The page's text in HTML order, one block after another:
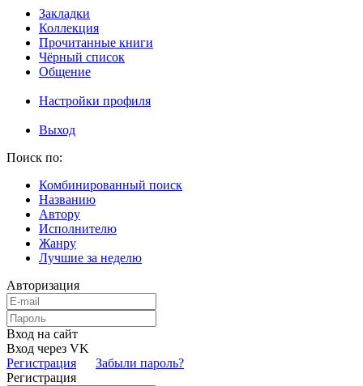
Закладки
Коллекция
Прочитанные книги
Чёрный список
Общение
Настройки профиля
Выход
Поиск по:
Комбинированный поиск
Названию
Автору
Исполнителю
Жанру
Лучшие за неделю
Авторизация
Вход на сайт
Вход через VK
Регистрация
Забыли пароль?
Регистрация